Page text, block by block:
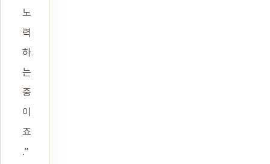
노
력
하
는
중
이
죠
.”